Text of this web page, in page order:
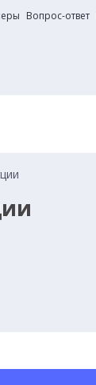
Вопрос-ответ